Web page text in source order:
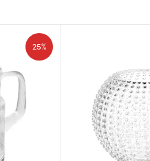
25%